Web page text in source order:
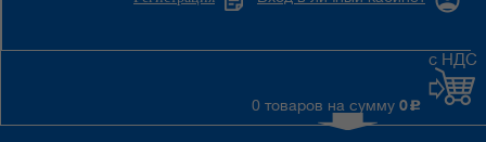
0 товаров на сумму 0 c
с НДС